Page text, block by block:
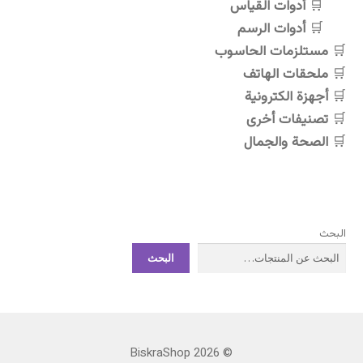
أدوات القياس
أدوات الرسم
مستلزمات الحاسوب
ملحقات الهاتف
أجهزة الكترونية
تصنيفات أخرى
الصحة والجمال
البحث
البحث
© BiskraShop 2026